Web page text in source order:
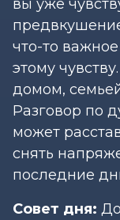
вы уже
что-то
этому
домом,
Разговор по
может
снять
последние
Совет дня: